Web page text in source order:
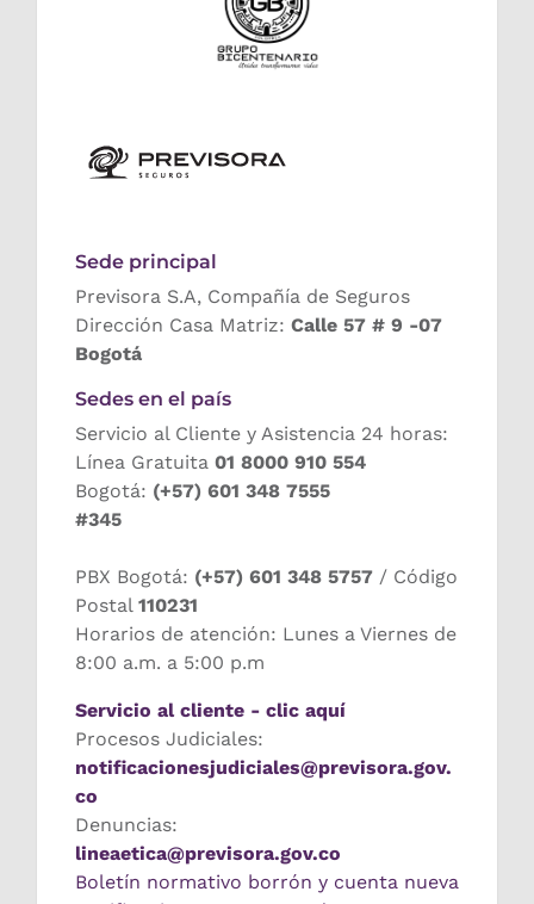
Sede principal
Previsora S.A, Compañía de Seguros
Dirección Casa Matriz: Calle 57 # 9 -07
Bogotá
Sedes en el país
Servicio al Cliente y Asistencia 24 horas:
Línea Gratuita 01 8000 910 554
Bogotá: (+57) 601 348 7555
#345
PBX Bogotá: (+57) 601 348 5757 / Código
Postal 110231
Horarios de atención: Lunes a Viernes de
8:00 a.m. a 5:00 p.m
Servicio al cliente - clic aquí
Procesos Judiciales:
notificacionesjudiciales@previsora.gov.
co
Denuncias:
lineaetica@previsora.gov.co
Boletín normativo borrón y cuenta nueva